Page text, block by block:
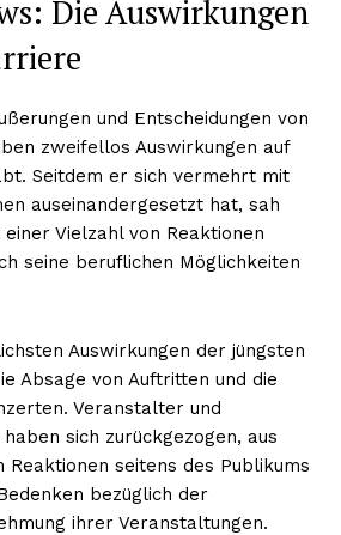
Die Auswirkungen
und Entscheidungen von
zweifellos Auswirkungen auf
Seitdem er sich vermehrt mit
auseinandergesetzt hat, sah
Vielzahl von Reaktionen
seine beruflichen Möglichkeiten
Auswirkungen der jüngsten
Absage von Auftritten und die
Veranstalter und
sich zurückgezogen, aus
Reaktionen seitens des Publikums
bezüglich der
ihrer Veranstaltungen.